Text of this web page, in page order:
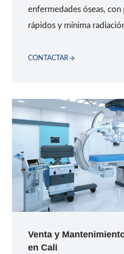
enfermedades óseas,
rápidos y mínima
CONTACTAR
Venta y
en Cali